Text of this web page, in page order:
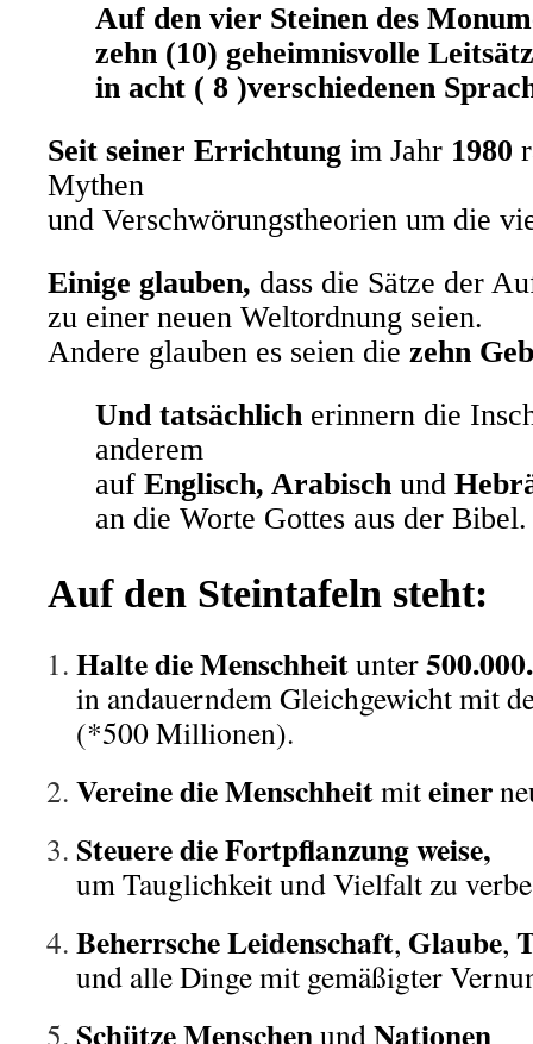
Auf den vier Steinen des
zehn (10) geheimnisvolle
in acht ( 8 )verschiedenen
Seit seiner Errichtung im Jahr 1980
Mythen
und Verschwörungstheorien um die
Einige glauben, dass die Sätze der
zu einer neuen Weltordnung seien.
Andere glauben es seien die zehn
Und tatsächlich erinnern die
anderem
auf Englisch, Arabisch und
an die Worte Gottes aus der Bibel.
Auf den Steintafeln steht:
Halte die Menschheitunter
in andauerndem Gleichgewicht mit
(*500 Millionen).
Vereine die Menschheitmiteiner
Steuere die Fortpflanzung weise,
um Tauglichkeit und Vielfalt zu
Beherrsche Leidenschaft, Glaube,
und alle Dinge mit gemäßigter
Schütze MenschenundNationen